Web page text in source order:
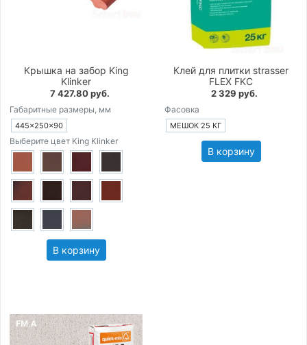
Крышка на забор King
Klinker
7 427.80 руб.
Габаритные размеры, мм
445×250×90
Выберите цвет King Klinker
В корзину
Клей для плитки strasser
FLEX FKC
2 329 руб.
Фасовка
МЕШОК 25 КГ
В корзину